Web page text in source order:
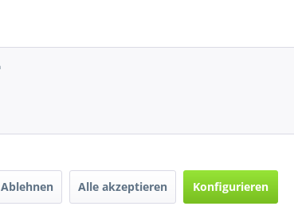
Ablehnen Alle akzeptieren Konfigurieren